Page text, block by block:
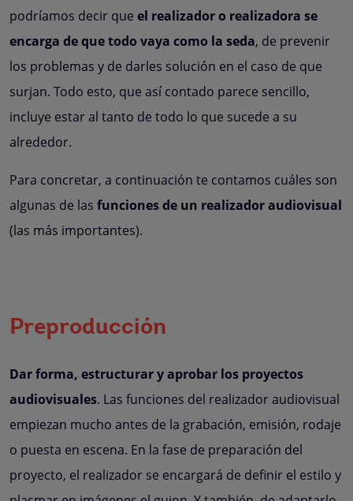
podríamos decir que el realizador o realizadora se
encarga de que todo vaya como la seda, de prevenir
los problemas y de darles solución en el caso de que
surjan. Todo esto, que así contado parece sencillo,
incluye estar al tanto de todo lo que sucede a su
alrededor.
Para concretar, a continuación te contamos cuáles son
algunas de las funciones de un realizador audiovisual
(las más importantes).
Preproducción
Dar forma, estructurar y aprobar los proyectos
audiovisuales. Las funciones del realizador audiovisual
empiezan mucho antes de la grabación, emisión, rodaje
o puesta en escena. En la fase de preparación del
proyecto, el realizador se encargará de definir el estilo y